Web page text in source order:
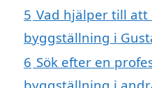
5 Vad hjälper till att
byggställning i
6 Sök efter en